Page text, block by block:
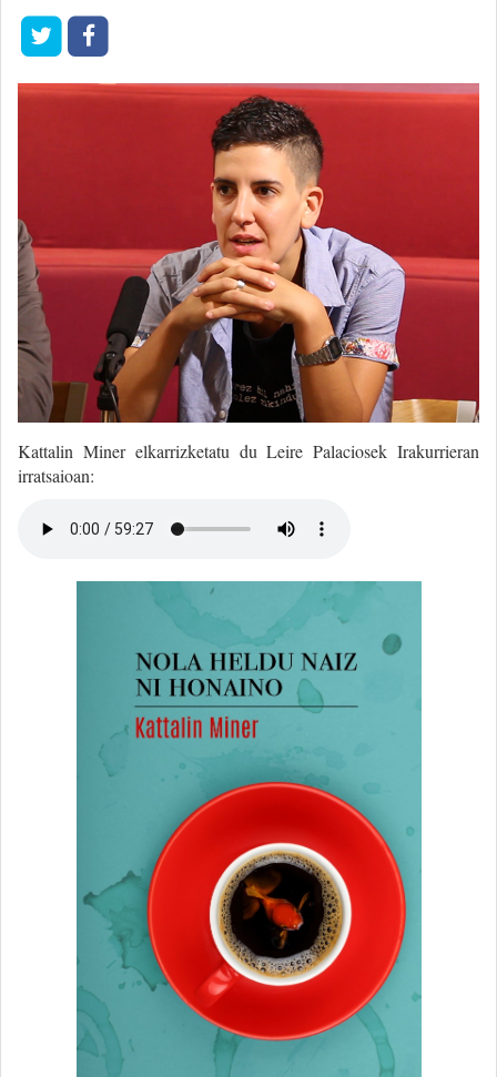
Kattalin Miner elkarrizketatu du Leire Palaciosek Irakurrieran
irratsaioan: